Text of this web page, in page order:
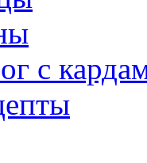
с